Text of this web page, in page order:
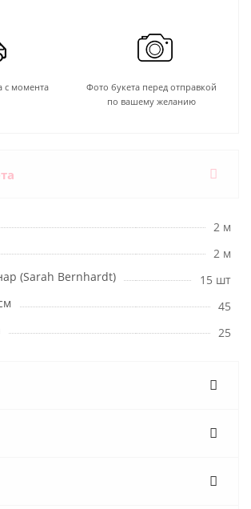
с момента
Фото букета перед отправкой
по вашему желанию
2 м
2 м
(Sarah Bernhardt)
15 шт
45
25